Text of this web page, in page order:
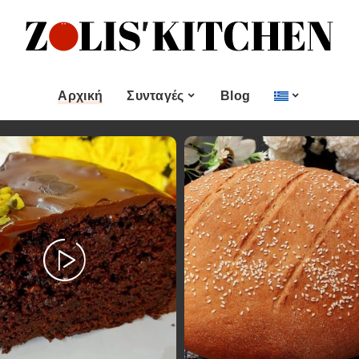
Αρχική Συνταγές
Κατηγορίες
Ορεκτικα & μεζεδες
Ψωμι
Κουλούρια και
Μπισκότα
Γλυκό και Επιδόρπιο
Ποτά και Χυμοί
Ψάρι και Θαλασσινά
Σάλτσες και Αλοιφές
Εποχιακές Συνταγές
Χριστουγεννιάτικες
Συνταγές
Πασχαλινές Συνταγές
Νηστίσιμες Συνταγές
Συνταγές για Αγίου
Βαλεντίνου
Blog
Αλοιφές
Εποχιακές Συνταγές
Συνταγές για Αγίου
Βαλεντίνου